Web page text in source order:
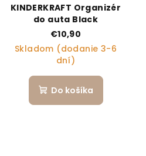
KINDERKRAFT Organizér
do auta Black
€10,90
Skladom (dodanie 3-6
dní)
Do košíka